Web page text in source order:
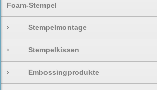
Foam-Stempel
› Stempelmontage
› Stempelkissen
› Embossingprodukte